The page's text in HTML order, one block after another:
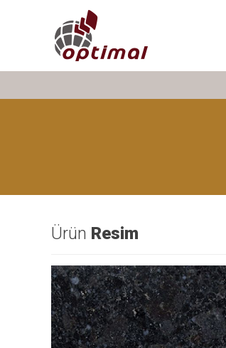
Ürün Resim